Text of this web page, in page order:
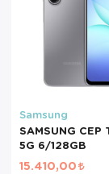
Samsung
SAMSUNG CEP
5G 6/128GB
15.410,00